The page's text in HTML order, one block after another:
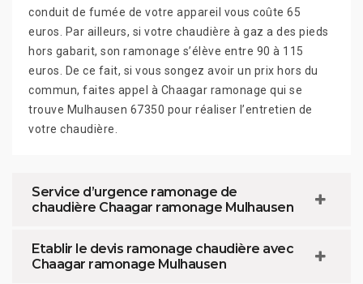
conduit de fumée de votre appareil vous coûte 65
euros. Par ailleurs, si votre chaudière à gaz a des pieds
hors gabarit, son ramonage s’élève entre 90 à 115
euros. De ce fait, si vous songez avoir un prix hors du
commun, faites appel à Chaagar ramonage qui se
trouve Mulhausen 67350 pour réaliser l’entretien de
votre chaudière.
Service d’urgence ramonage de
chaudière Chaagar ramonage Mulhausen
Etablir le devis ramonage chaudière avec
Chaagar ramonage Mulhausen